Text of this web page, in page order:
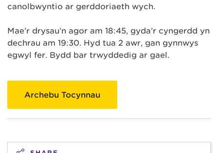
canolbwyntio ar gerddoriaeth wych.
Mae’r drysau’n agor am 18:45, gyda’r cyngerdd yn
dechrau am 19:30. Hyd tua 2 awr, gan gynnwys
egwyl fer. Bydd bar trwyddedig ar gael.
Archebu Tocynnau